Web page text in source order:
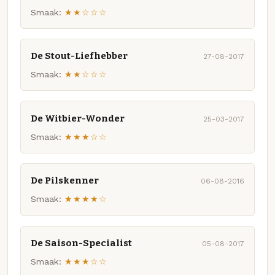
Smaak: ★★☆☆☆
De Stout-Liefhebber 27-08-2017
Smaak: ★★☆☆☆
De Witbier-Wonder 25-03-2017
Smaak: ★★★☆☆
De Pilskenner 06-08-2016
Smaak: ★★★★☆
De Saison-Specialist 05-08-2017
Smaak: ★★★☆☆